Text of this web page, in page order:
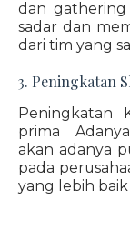
dan
sadar dan
dari tim yang
3. Peningkatan
Peningkatan
prima
akan adanya
pada
yang lebih baik